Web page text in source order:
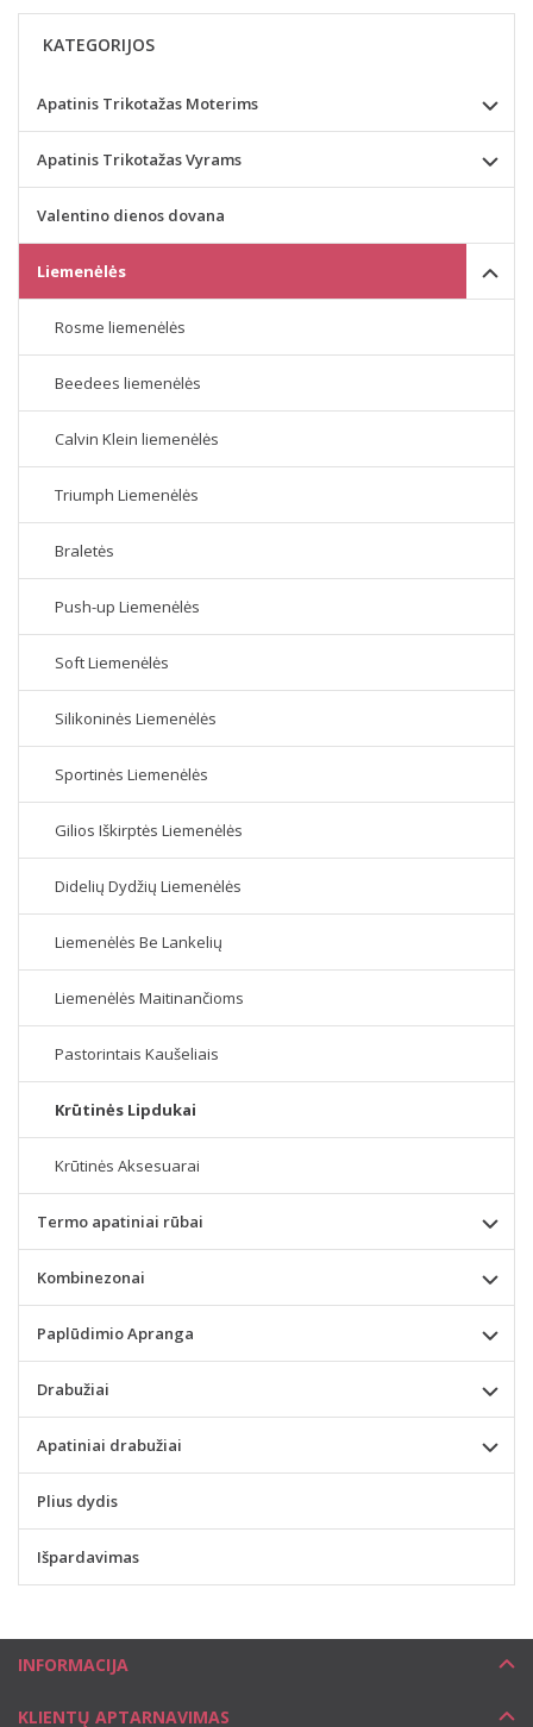
KATEGORIJOS
Apatinis Trikotažas Moterims
Apatinis Trikotažas Vyrams
Valentino dienos dovana
Liemenėlės
Rosme liemenėlės
Beedees liemenėlės
Calvin Klein liemenėlės
Triumph Liemenėlės
Braletės
Push-up Liemenėlės
Soft Liemenėlės
Silikoninės Liemenėlės
Sportinės Liemenėlės
Gilios Iškirptės Liemenėlės
Didelių Dydžių Liemenėlės
Liemenėlės Be Lankelių
Liemenėlės Maitinančioms
Pastorintais Kaušeliais
Krūtinės Lipdukai
Krūtinės Aksesuarai
Termo apatiniai rūbai
Kombinezonai
Paplūdimio Apranga
Drabužiai
Apatiniai drabužiai
Plius dydis
Išpardavimas
INFORMACIJA
KLIENTŲ APTARNAVIMAS